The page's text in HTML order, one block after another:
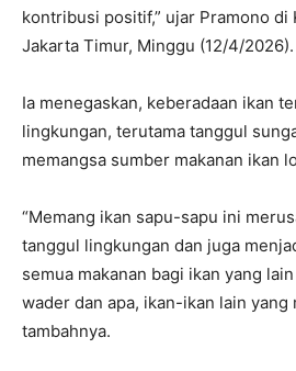
kontribusi positif,” ujar Pramono di
Jakarta Timur, Minggu (12/4/2026).
Ia menegaskan, keberadaan ikan
lingkungan, terutama tanggul
memangsa sumber makanan ikan
“Memang ikan sapu-sapu ini
tanggul lingkungan dan juga
semua makanan bagi ikan yang
wader dan apa, ikan-ikan lain yang
tambahnya.